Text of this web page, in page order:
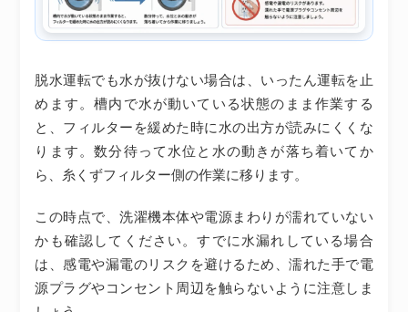
脱水運転でも水が抜けない場合は、いったん運転を止
めます。槽内で水が動いている状態のまま作業する
と、フィルターを緩めた時に水の出方が読みにくくな
ります。数分待って水位と水の動きが落ち着いてか
ら、糸くずフィルター側の作業に移ります。
この時点で、洗濯機本体や電源まわりが濡れていない
かも確認してください。すでに水漏れしている場合
は、感電や漏電のリスクを避けるため、濡れた手で電
源プラグやコンセント周辺を触らないように注意しま